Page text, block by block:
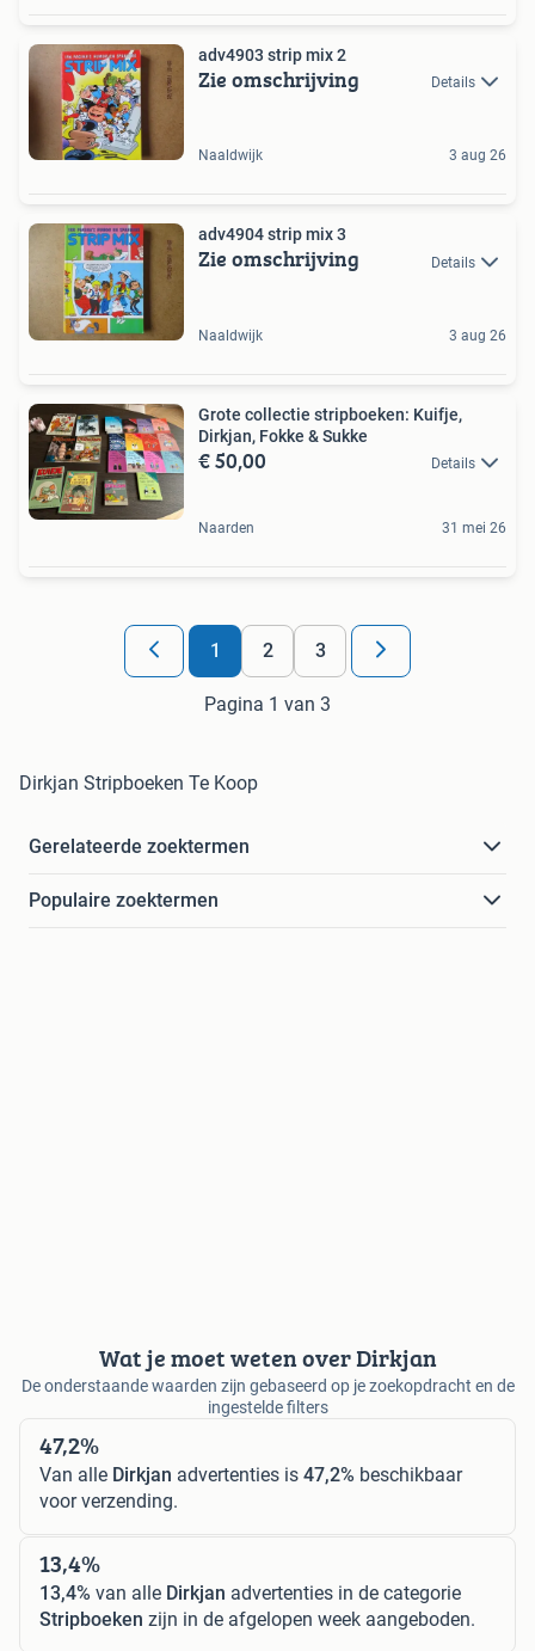
adv4903 strip mix 2
Zie omschrijving Details
Naaldwijk 3 aug 26
adv4904 strip mix 3
Zie omschrijving Details
Naaldwijk 3 aug 26
Grote collectie stripboeken: Kuifje,
Dirkjan, Fokke & Sukke
€ 50,00 Details
Naarden 31 mei 26
1 2 3
Pagina 1 van 3
Dirkjan Stripboeken Te Koop
Gerelateerde zoektermen
Populaire zoektermen
Wat je moet weten over Dirkjan
De onderstaande waarden zijn gebaseerd op je zoekopdracht en de
ingestelde filters
47,2%
Van alle Dirkjan advertenties is 47,2% beschikbaar
voor verzending.
13,4%
13,4% van alle Dirkjan advertenties in de categorie
Stripboeken zijn in de afgelopen week aangeboden.